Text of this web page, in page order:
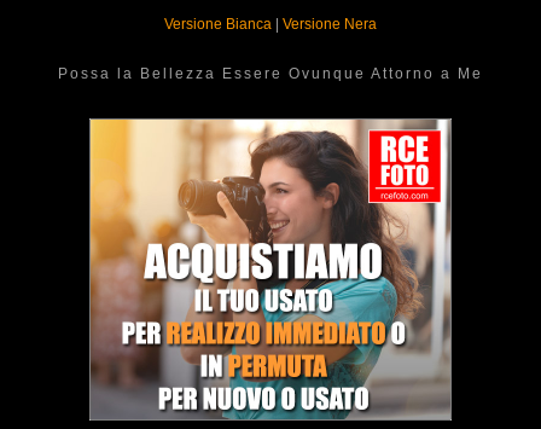
Versione Bianca
Versione Nera
Possa la Bellezza Essere Ovunque Attorno a Me